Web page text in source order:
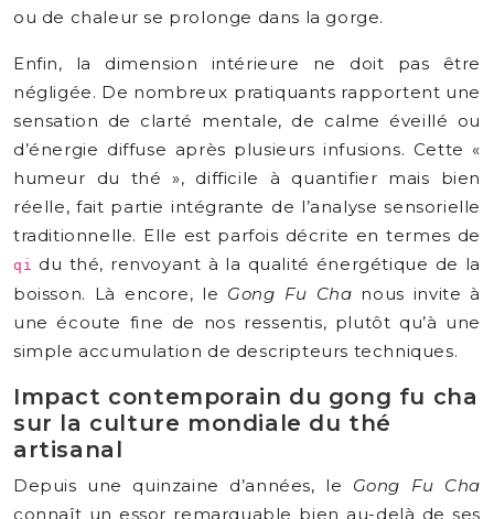
ou de chaleur se prolonge dans la gorge.
Enfin, la dimension intérieure ne doit pas être
négligée. De nombreux pratiquants rapportent une
sensation de clarté mentale, de calme éveillé ou
d’énergie diffuse après plusieurs infusions. Cette «
humeur du thé », difficile à quantifier mais bien
réelle, fait partie intégrante de l’analyse sensorielle
traditionnelle. Elle est parfois décrite en termes de
qi du thé, renvoyant à la qualité énergétique de la
boisson. Là encore, le Gong Fu Cha nous invite à
une écoute fine de nos ressentis, plutôt qu’à une
simple accumulation de descripteurs techniques.
Impact contemporain du gong fu cha
sur la culture mondiale du thé
artisanal
Depuis une quinzaine d’années, le Gong Fu Cha
connaît un essor remarquable bien au-delà de ses